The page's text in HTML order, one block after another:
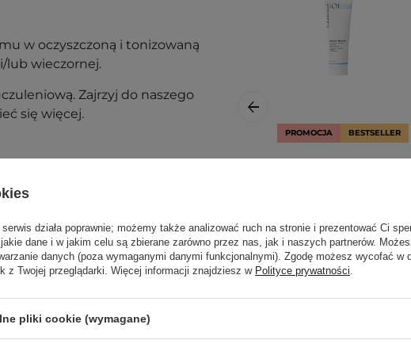
w oczyszczoną i tonizowaną
lub wieczornej.
Zajrzyj do naszego
się więcej.
oznak podrażnienia,
PROMOCJA BESTSELLER
50ml
działa poprawnie; możemy także analizować ruch na stronie i prezentować Ci
dane i w jakim celu są zbierane zarówno przez nas, jak i naszych partnerów.
danych (poza wymaganymi danymi funkcjonalnymi). Zgodę możesz wycofać w
z Twojej przeglądarki. Więcej informacji znajdziesz w Polityce prywatności.
pliki cookie (wymagane)